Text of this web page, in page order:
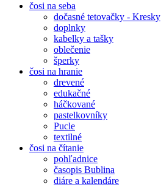
čosi na seba
dočasné tetovačky - Kresky
doplnky
kabelky a tašky
oblečenie
šperky
čosi na hranie
drevené
edukačné
háčkované
pastelkovníky
Pucle
textilné
čosi na čítanie
pohľadnice
časopis Bublina
diáre a kalendáre